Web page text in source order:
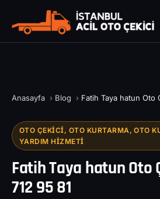
Anasayfa › Blog › Fatih Taya hatun Oto
OTO ÇEKICI, OTO KURTARMA, OTO
YARDIM HIZMETI
Fatih Taya hatun Oto
712 95 81